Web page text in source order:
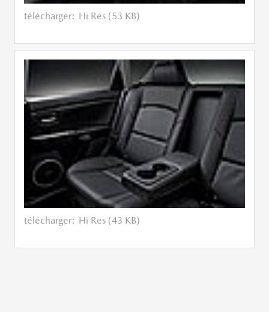
télécharger: Hi Res (53 KB)
télécharger: Hi Res (43 KB)